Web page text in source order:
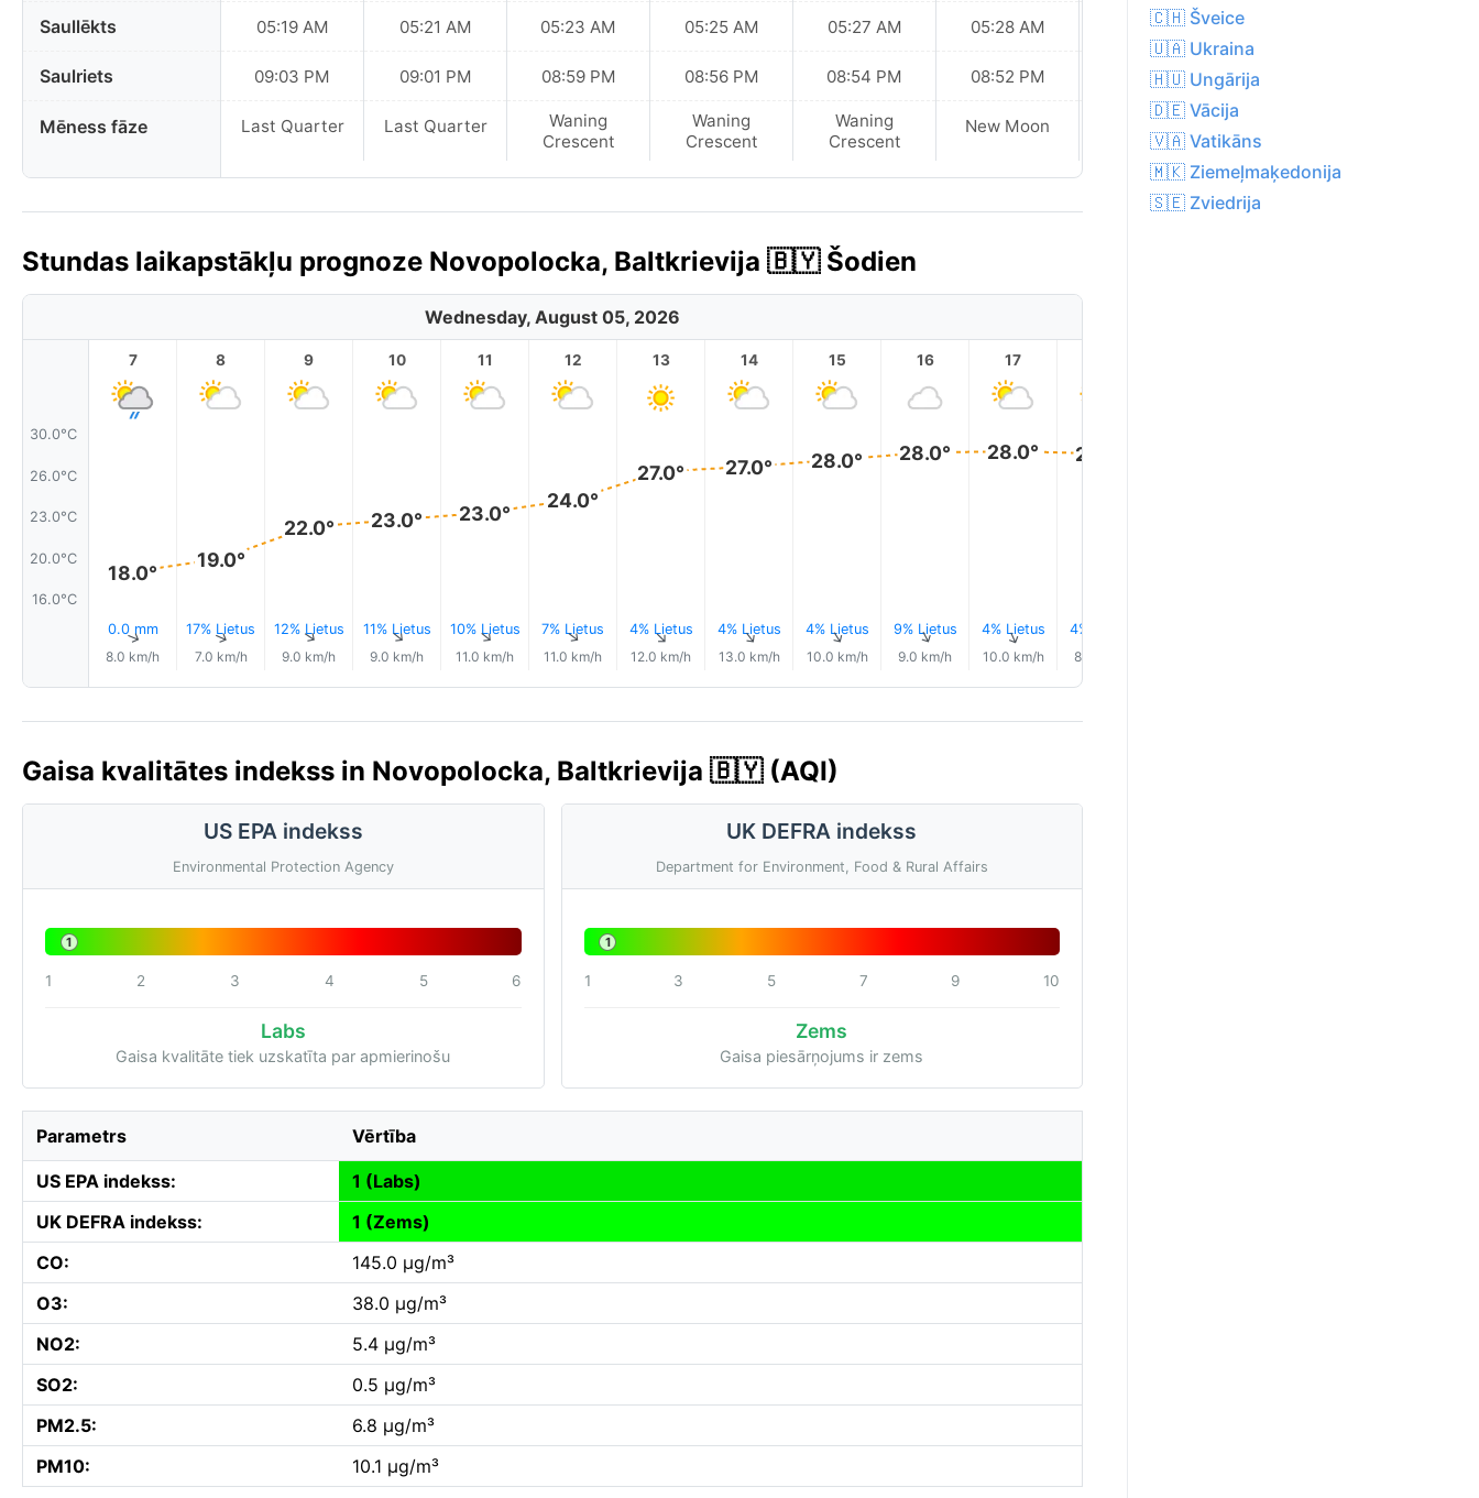
Saullēkts
Saulriets
Mēness fāze
05:19 AM
09:03 PM
Last Quarter
05:21 AM
09:01 PM
Last Quarter
05:23 AM
08:59 PM
Waning
Crescent
05:25 AM
08:56 PM
Waning
Crescent
05:27 AM
08:54 PM
Waning
Crescent
05:28 AM
08:52 PM
New Moon
05:30 AM
08:50 PM
Stundas laikapstākļu prognoze Novopolocka, Baltkrievija 🇧🇾 Šodien
Wednesday, August 05, 2026
30.0°C
26.0°C
23.0°C
20.0°C
16.0°C
7
18.0°
0.0 mm
↑
8.0 km/h
8
19.0°
17% Lietus
↑
7.0 km/h
9
22.0°
12% Lietus
↑
9.0 km/h
10
23.0°
11% Lietus
↑
9.0 km/h
11
23.0°
10% Lietus
↑
11.0 km/h
12
24.0°
7% Lietus
↑
11.0 km/h
13
27.0°
4% Lietus
↑
12.0 km/h
14
27.0°
4% Lietus
↑
13.0 km/h
15
28.0°
4% Lietus
↑
10.0 km/h
16
28.0°
9% Lietus
↑
9.0 km/h
17
28.0°
4% Lietus
↑
10.0 km/h
28.0°
4% Lietus
8.0 km/h
Gaisa kvalitātes indekss in Novopolocka, Baltkrievija 🇧🇾 (AQI)
US EPA indekss
Environmental Protection Agency
1
1 2 3 4 5 6
Labs
Gaisa kvalitāte tiek uzskatīta par apmierinošu
UK DEFRA indekss
Department for Environment, Food & Rural Affairs
1
1 3 5 7 9 10
Zems
Gaisa piesārņojums ir zems
Parametrs Vērtība
US EPA indekss:
1 (Labs)
UK DEFRA indekss:
1 (Zems)
CO:
145.0 µg/m³
O3:
38.0 µg/m³
NO2:
5.4 µg/m³
SO2:
0.5 µg/m³
PM2.5:
6.8 µg/m³
PM10:
10.1 µg/m³
🇨🇭 Šveice
🇺🇦 Ukraina
🇭🇺 Ungārija
🇩🇪 Vācija
🇻🇦 Vatikāns
🇲🇰 Ziemeļmaķedonija
🇸🇪 Zviedrija